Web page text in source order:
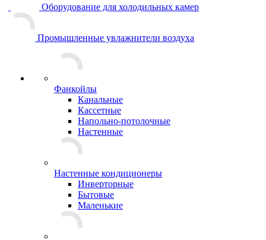
Оборудование для холодильных камер
Промышленные увлажнители воздуха
Фанкойлы
Канальные
Кассетные
Напольно-потолочные
Настенные
Настенные кондиционеры
Инверторные
Бытовые
Маленькие